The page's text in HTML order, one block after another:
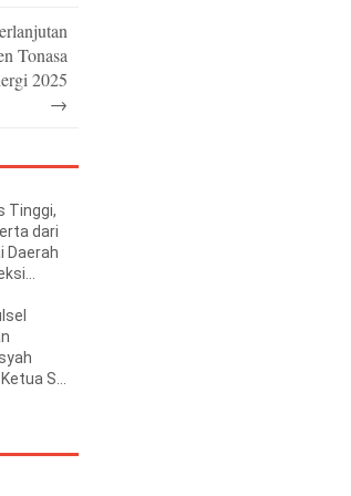
Tonasa
2025
→
Tinggi,
dari
Daerah
Sulsel
SC